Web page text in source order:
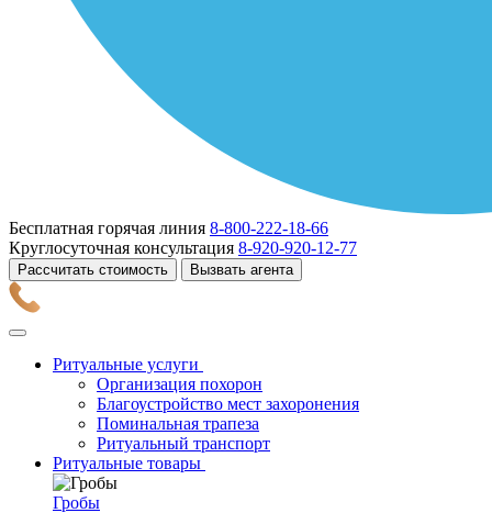
Бесплатная горячая линия 8-800-222-18-66
Круглосуточная консультация 8-920-920-12-77
Рассчитать стоимость Вызвать агента
Ритуальные услуги
Организация похорон
Благоустройство мест захоронения
Поминальная трапеза
Ритуальный транспорт
Ритуальные товары
Гробы